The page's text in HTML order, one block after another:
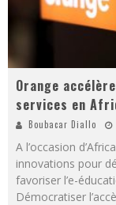
Orange
services en
Boubacar Diallo
A l’occasion
innovations pour
favoriser l’e-
Démocratiser